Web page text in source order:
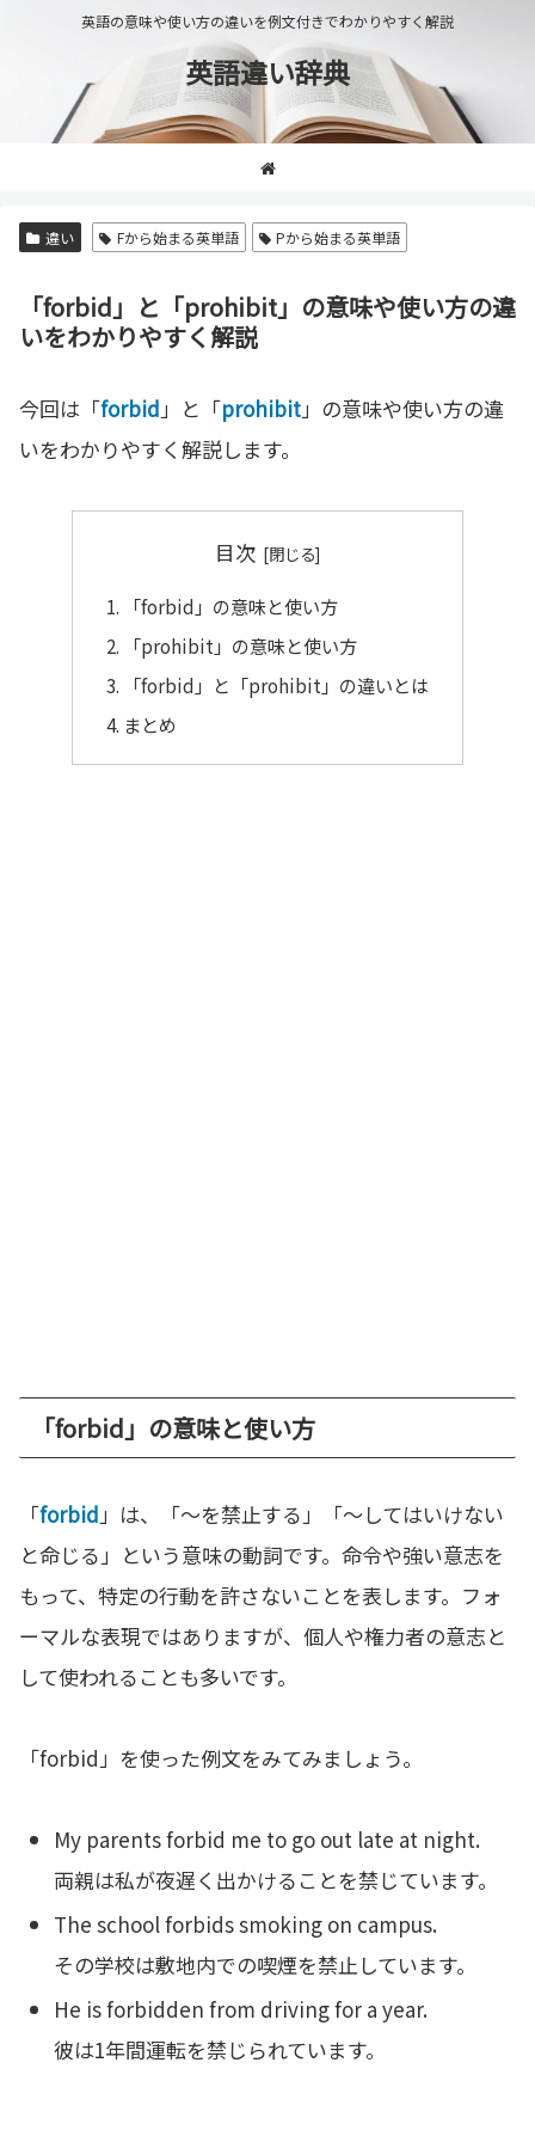
英語の意味や使い方の違いを例文付きでわかりやすく解説
英語違い辞典
違い Fから始まる英単語 Pから始まる英単語
「forbid」と「prohibit」の意味や使い方の違
いをわかりやすく解説
今回は「forbid」と「prohibit」の意味や使い方の違
いをわかりやすく解説します。
目次
「forbid」の意味と使い方
「prohibit」の意味と使い方
「forbid」と「prohibit」の違いとは
まとめ
「forbid」の意味と使い方
「forbid 」は、「～を禁止する」「～してはいけない
と命じる」という意味の動詞です。命令や強い意志を
もって、特定の行動を許さないことを表します。フォ
ーマルな表現ではありますが、個人や権力者の意志と
して使われることも多いです。
「forbid」を使った例文をみてみましょう。
My parents forbid me to go out late at night.
両親は私が夜遅く出かけることを禁じています。
The school forbids smoking on campus.
その学校は敷地内での喫煙を禁止しています。
He is forbidden from driving for a year.
彼は1年間運転を禁じられています。